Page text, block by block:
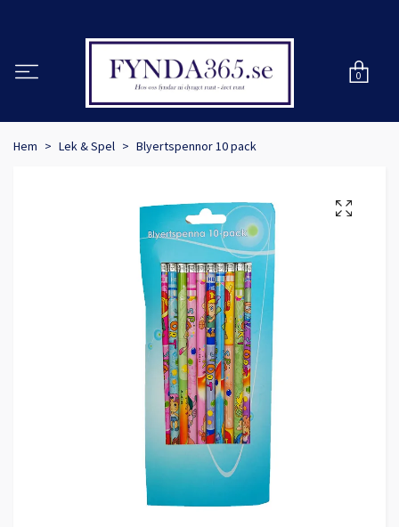
0
Hem Lek & Spel Blyertspennor 10 pack